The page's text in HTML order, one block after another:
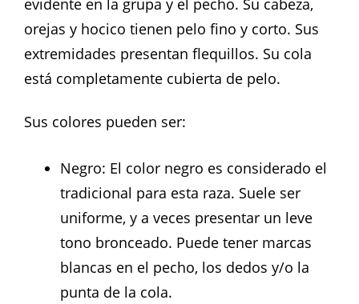
evidente en la grupa y el pecho. Su cabeza,
orejas y hocico tienen pelo fino y corto. Sus
extremidades presentan flequillos. Su cola
está completamente cubierta de pelo.
Sus colores pueden ser:
Negro: El color negro es considerado el
tradicional para esta raza. Suele ser
uniforme, y a veces presentar un leve
tono bronceado. Puede tener marcas
blancas en el pecho, los dedos y/o la
punta de la cola.